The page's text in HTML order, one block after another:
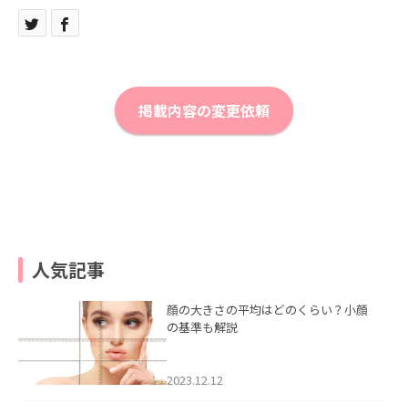
掲載内容の変更依頼
人気記事
顔の大きさの平均はどのくらい？小顔
の基準も解説
2023.12.12